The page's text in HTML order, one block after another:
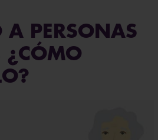
A PERSONAS
¿CÓMO